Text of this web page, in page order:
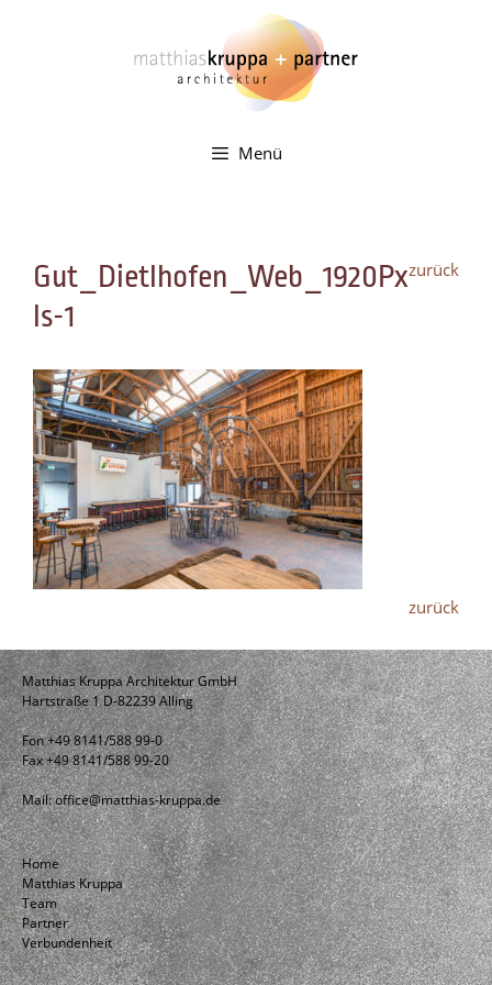
Menü
zurück
Gut_Dietlhofen_Web_1920Px
ls-1
zurück
Matthias Kruppa Architektur GmbH
Hartstraße 1 D-82239 Alling
Fon +49 8141/588 99-0
Fax +49 8141/588 99-20
Mail:office@matthias-kruppa.de
Home
Matthias Kruppa
Team
Partner
Verbundenheit